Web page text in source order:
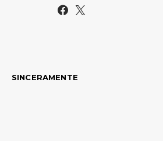
SINCERAMENTE